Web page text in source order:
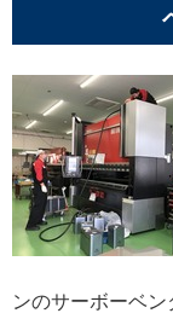
ンのサーボーベ